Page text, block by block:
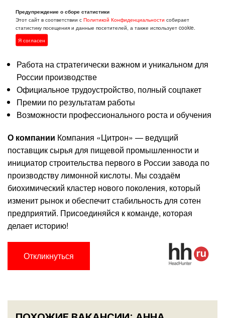
обучению и работе в команде
Мы предлагаем:
Работа на стратегически важном и уникальном для
России производстве
Официальное трудоустройство, полный соцпакет
Премии по результатам работы
Возможности профессионального роста и обучения
О компании Компания «Цитрон» — ведущий
поставщик сырья для пищевой промышленности и
инициатор строительства первого в России завода по
производству лимонной кислоты. Мы создаём
биохимический кластер нового поколения, который
изменит рынок и обеспечит стабильность для сотен
предприятий. Присоединяйся к команде, которая
делает историю!
Откликнуться
Предупреждение о сборе статистики
Этот сайт в соответствии сПолитикой Конфиденциальности собирает
статистику посещения и данные посетителей, а также использует cookie.
Я согласен